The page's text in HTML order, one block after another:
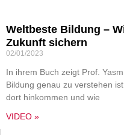
Weltbeste Bildung –
Zukunft sichern
02/01/2023
In ihrem Buch zeigt Prof.
Bildung genau zu verstehen
dort hinkommen und wie
VIDEO »